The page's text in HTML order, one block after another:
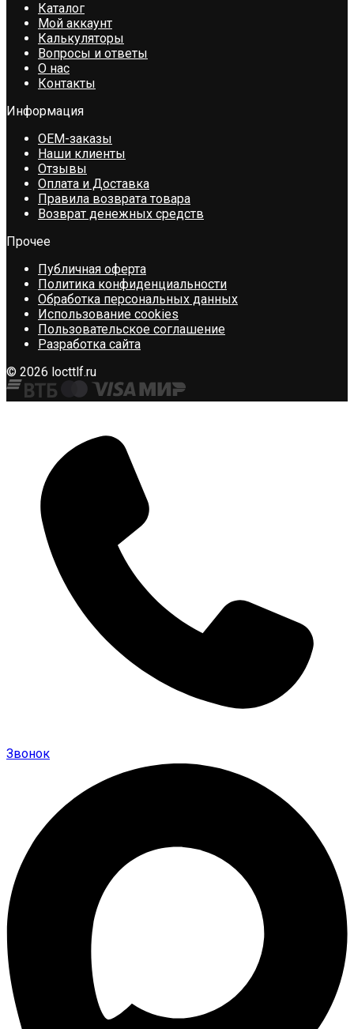
Каталог
Мой аккаунт
Калькуляторы
Вопросы и ответы
О нас
Контакты
Информация
OEM-заказы
Наши клиенты
Отзывы
Оплата и Доставка
Правила возврата товара
Возврат денежных средств
Прочее
Публичная оферта
Политика конфиденциальности
Обработка персональных данных
Использование cookies
Пользовательское соглашение
Разработка сайта
© 2026 locttlf.ru
Звонок